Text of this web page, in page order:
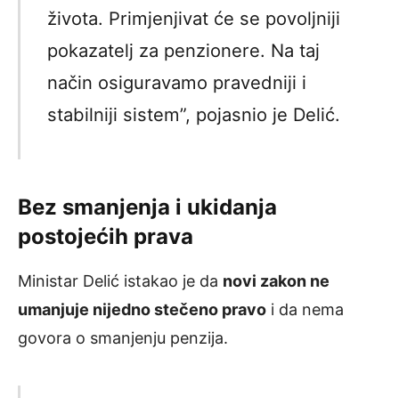
života. Primjenjivat će se povoljniji
pokazatelj za penzionere. Na taj
način osiguravamo pravedniji i
stabilniji sistem”, pojasnio je Delić.
Bez smanjenja i ukidanja
postojećih prava
Ministar Delić istakao je da novi zakon ne
umanjuje nijedno stečeno pravo i da nema
govora o smanjenju penzija.